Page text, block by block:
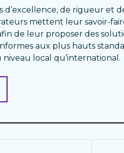
d’excellence, de rigueur et
mettent leur savoir-
de leur proposer des
aux plus hauts
local qu’international.